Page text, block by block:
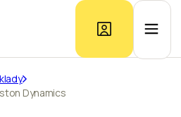
Ponuka kancelárií
Dynamics